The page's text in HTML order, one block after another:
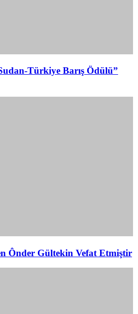
Türkiye Barış Ödülü”
Ônder Gültekin Vefat Etmiştir